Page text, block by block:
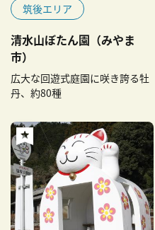
筑後エリア
清水山ぼたん園（みやま
市）
広大な回遊式庭園に咲き誇る牡
丹、約80種